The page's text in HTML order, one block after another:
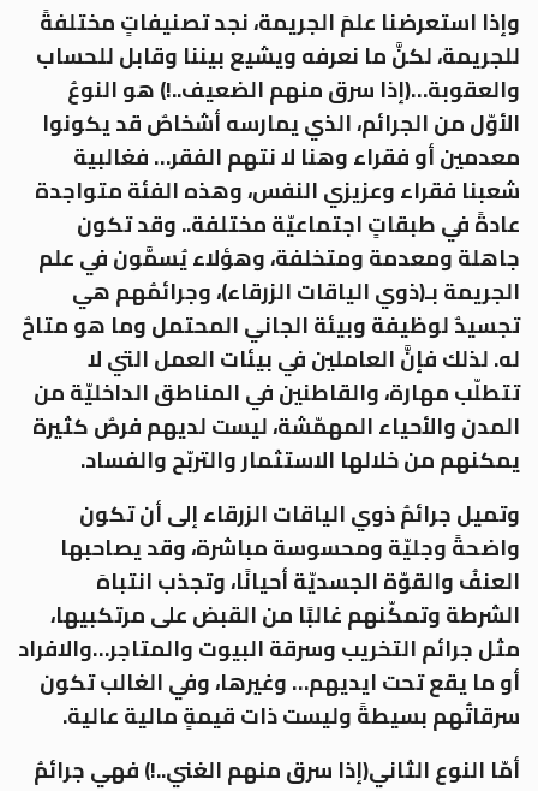
وإذا استعرضنا علمَ الجريمة، نجد تصنيفاتٍ مختلفةً
للجريمة، لكنَّ ما نعرفه ويشيع بيننا وقابل للحساب
والعقوبة…(إذا سرق منهم الضعيف..!) هو النوعُ
الأوّل من الجرائم، الذي يمارسه أشخاصٌ قد يكونوا
معدمين أو فقراء وهنا لا نتهم الفقر… فغالبية
شعبنا فقراء وعزيزي النفس، وهذه الفئة متواجدة
عادةً في طبقاتٍ اجتماعيّة مختلفة.. وقد تكون
جاهلة ومعدمة ومتخلفة، وهؤلاء يُسمَّون في علم
الجريمة بـ(ذوي الياقات الزرقاء)، وجرائمُهم هي
تجسيدٌ لوظيفة وبيئة الجاني المحتمل وما هو متاحٌ
له. لذلك فإنَّ العاملين في بيئات العمل التي لا
تتطلّب مهارة، والقاطنين في المناطق الداخليّة من
المدن والأحياء المهمّشة، ليست لديهم فرصٌ كثيرة
يمكنهم من خلالها الاستثمار والتربّح والفساد.
وتميل جرائمُ ذوي الياقات الزرقاء إلى أن تكون
واضحةً وجليّة ومحسوسة مباشرة، وقد يصاحبها
العنفُ والقوّة الجسديّة أحيانًا، وتجذب انتباهَ
الشرطة وتمكّنهم غالبًا من القبض على مرتكبيها،
مثل جرائم التخريب وسرقة البيوت والمتاجر…والافراد
أو ما يقع تحت ايديهم… وغيرها، وفي الغالب تكون
سرقاتُهم بسيطةً وليست ذات قيمةٍ مالية عالية.
أمّا النوع الثاني(إذا سرق منهم الغني..!) فهي جرائمُ